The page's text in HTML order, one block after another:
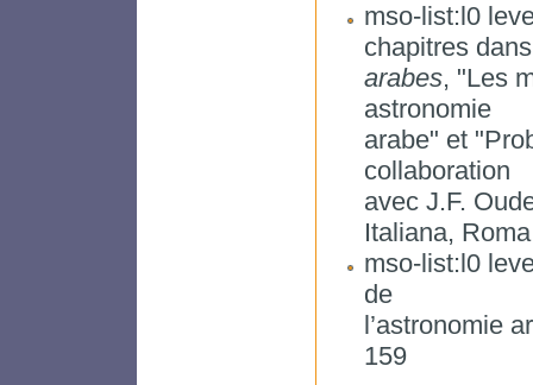
mso-list:l0
chapitres
arabes, "Les
astronomie
arabe" et
collaboration
avec J.F.
Italiana,
mso-list:l0
de
l’astronomie
159